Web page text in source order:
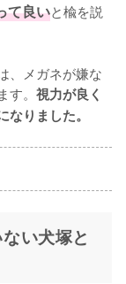
て良いと楡を説
、メガネが嫌な
。 視力が良く
りました。
い犬塚と